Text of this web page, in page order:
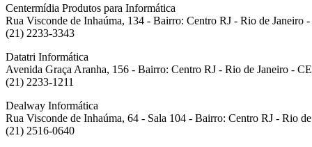
Centermídia Produtos para Informática
Rua Visconde de Inhaúma, 134 - Bairro: Centro RJ - Rio de Janeiro
(21) 2233-3343
Datatri Informática
Avenida Graça Aranha, 156 - Bairro: Centro RJ - Rio de Janeiro -
(21) 2233-1211
Dealway Informática
Rua Visconde de Inhaúma, 64 - Sala 104 - Bairro: Centro RJ - Rio
(21) 2516-0640